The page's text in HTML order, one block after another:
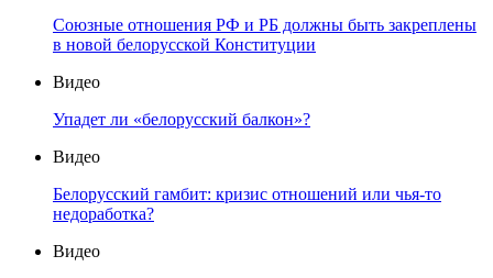
Союзные отношения РФ и РБ должны быть закреплены
в новой белорусской Конституции
Видео
Упадет ли «белорусский балкон»?
Видео
Белорусский гамбит: кризис отношений или чья-то
недоработка?
Видео